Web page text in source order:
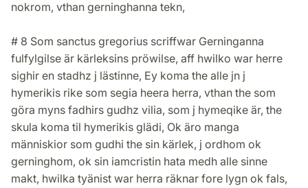
nokrom, vthan gerninghanna tekn,
# 8 Som sanctus gregorius scriffwar Gerninganna
fulfylgilse är kärleksins pröwilse, aff hwilko war herre
sighir en stadhz j lästinne, Ey koma the alle jn j
hymerikis rike som segia heera herra, vthan the som
göra myns fadhirs gudhz vilia, som j hymeqike är, the
skula koma til hymerikis glädi, Ok äro manga
människior som gudhi the sin kärlek, j ordhom ok
gerninghom, ok sin iamcristin hata medh alle sinne
makt, hwilka tyänist war herra räknar fore lygn ok fals,